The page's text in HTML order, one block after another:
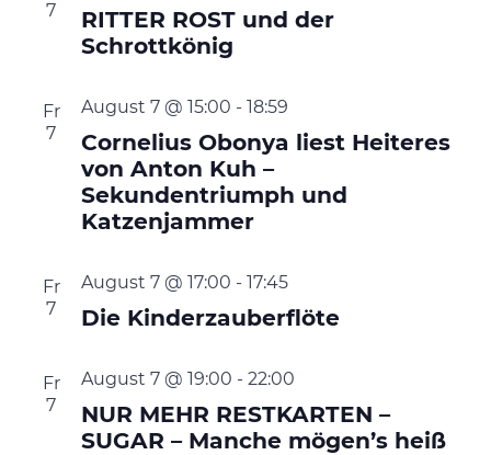
7
RITTER ROST und der
Schrottkönig
Fr
7
Cornelius Obonya liest Heiteres
von Anton Kuh –
Sekundentriumph und
Katzenjammer
August 7 @ 15:00 - 18:59
Fr
7
Die Kinderzauberflöte
August 7 @ 17:00 - 17:45
Fr
7
NUR MEHR RESTKARTEN –
SUGAR – Manche mögen’s heiß
August 7 @ 19:00 - 22:00